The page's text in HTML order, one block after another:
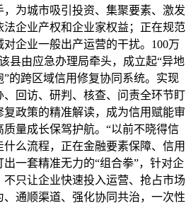
，为城市吸引投资、集聚要素、激发
企业产权和企业家权益；正在规范
企业一般出产运营的干扰。100万
县由应急办理局牵头，成立起“异地
的跨区域信用修复协同系统。实现
回访、研判、核查、问责全环节盯
政策的精准解读，成为信用赋能审
量成长保驾护航。“以前不晓得信
么流程，正在金融要素保障、信用
一套精准无力的“组合拳”，针对企
只让企业快速投入运营、抢占市场
通顺渠道、强化协同共治，一次性